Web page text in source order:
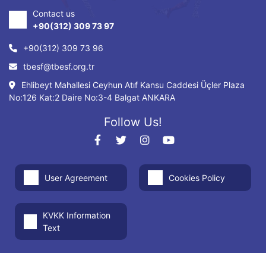
Contact us
+90(312) 309 73 97
+90(312) 309 73 96
tbesf@tbesf.org.tr
Ehlibeyt Mahallesi Ceyhun Atıf Kansu Caddesi Üçler Plaza
No:126 Kat:2 Daire No:3-4 Balgat ANKARA
Follow Us!
User Agreement Cookies Policy
KVKK Information
Text